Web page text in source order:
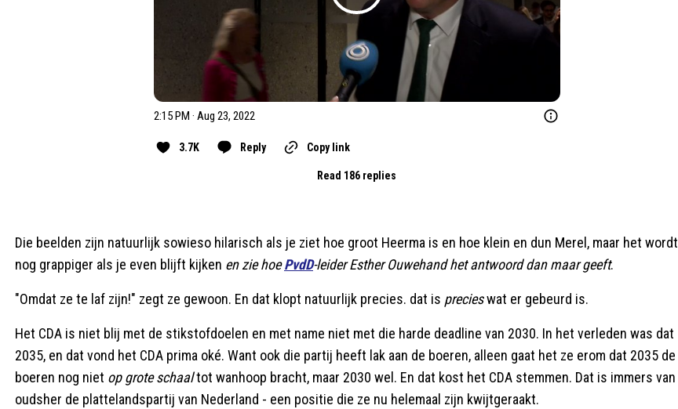
2:15 PM · Aug 23, 2022
3.7K Reply Copy link
Read 186 replies
Die beelden zijn natuurlijk sowieso hilarisch als je ziet hoe groot Heerma is en hoe klein en dun Merel, maar het wordt
nog grappiger als je even blijft kijken en zie hoePvdD-leider Esther Ouwehand het antwoord dan maar geeft.
"Omdat ze te laf zijn!" zegt ze gewoon. En dat klopt natuurlijk precies. dat is precieswat er gebeurd is.
Het CDA is niet blij met de stikstofdoelen en met name niet met die harde deadline van 2030. In het verleden was dat
2035, en dat vond het CDA prima oké. Want ook die partij heeft lak aan de boeren, alleen gaat het ze erom dat 2035 de
boeren nog niet op grote schaaltot wanhoop bracht, maar 2030 wel. En dat kost het CDA stemmen. Dat is immers van
oudsher de plattelandspartij van Nederland - een positie die ze nu helemaal zijn kwijtgeraakt.